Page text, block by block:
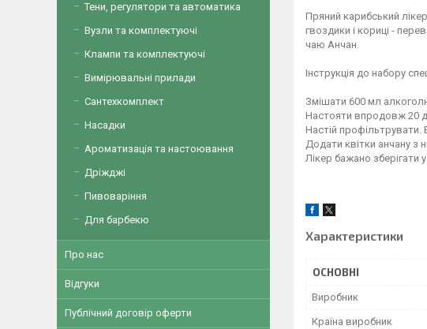
Пряний карибський
гвоздики і кориці -
чаю Анчан.
Інструкція до набору
Змішати 600 мл
Настояти впродовж 20
Настій профільтрувати.
Додати квітки анчану з
Лікер бажано зберігати
Характеристики
ОСНОВНІ
Виробник
Країна виробник
Тени, регулятори та автоматика
Вузли та комплектуючі
Клампи та комплектуючі
Вимірювальні прилади
Сантехкомплект
Насадки
Ароматизація та настоювання
Дріжджі
Пивоваріння
Для барбекю
Про нас
Відгуки
Публічний договір оферти